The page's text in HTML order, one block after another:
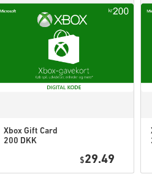
บน หรือทำตามขั้นตอนด้านล่าง 👇
เงินที่ต้องการ
Xbox Gift Card
200 DKK
$29.49